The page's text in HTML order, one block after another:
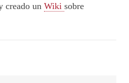
creado un Wiki sobre